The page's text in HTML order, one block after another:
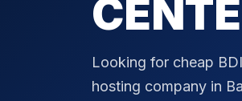
Looking for cheap
hosting company in